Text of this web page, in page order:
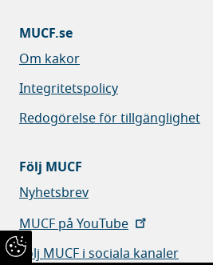
MUCF.se
Om kakor
Integritetspolicy
Redogörelse för tillgänglighet
Följ MUCF
Nyhetsbrev
MUCF på YouTube
Följ MUCF i sociala kanaler